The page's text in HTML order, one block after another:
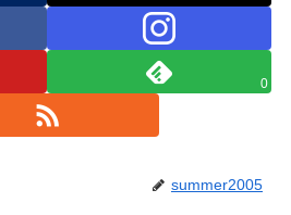
0
summer2005